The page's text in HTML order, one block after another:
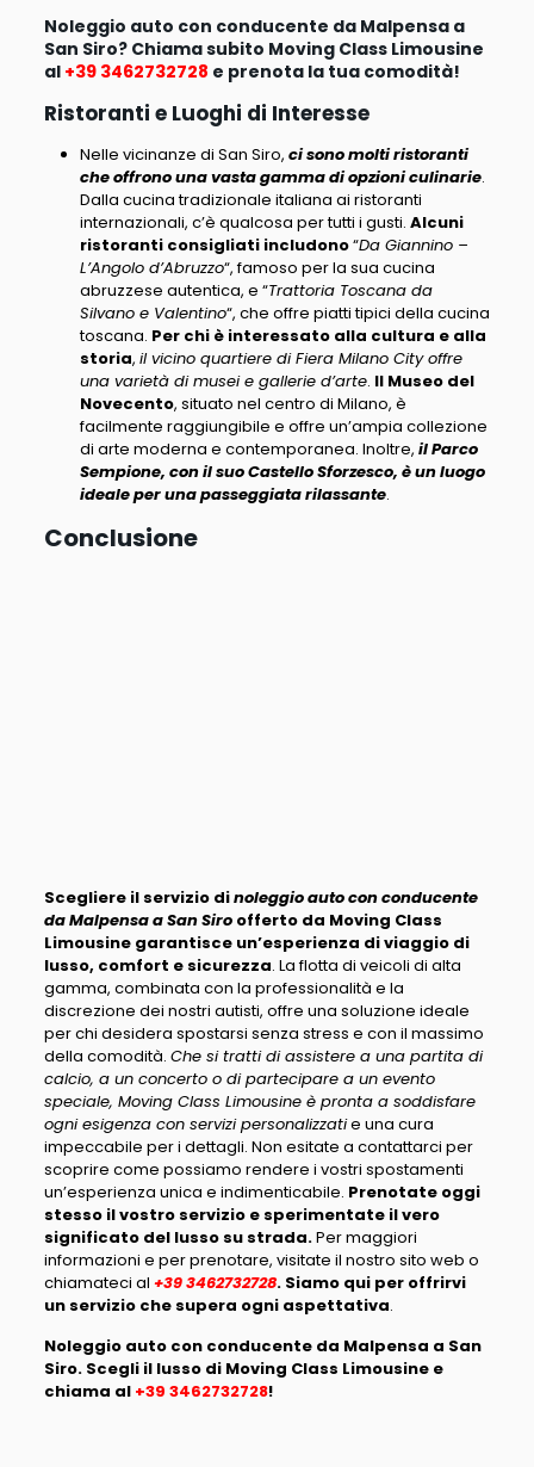
Noleggio auto con conducente da Malpensa a
San Siro? Chiama subito Moving Class Limousine
al +39 3462732728 e prenota la tua comodità!
Ristoranti e Luoghi di Interesse
Nelle vicinanze di San Siro, ci sono molti ristoranti
che offrono una vasta gamma di opzioni culinarie.
Dalla cucina tradizionale italiana ai ristoranti
internazionali, c’è qualcosa per tutti i gusti. Alcuni
ristoranti consigliati includono“Da Giannino –
L’Angolo d’Abruzzo“, famoso per la sua cucina
abruzzese autentica, e “Trattoria Toscana da
Silvano e Valentino“, che offre piatti tipici della cucina
toscana. Per chi è interessato alla cultura e alla
storia, il vicino quartiere di Fiera Milano City offre
una varietà di musei e gallerie d’arte. Il Museo del
Novecento, situato nel centro di Milano, è
facilmente raggiungibile e offre un’ampia collezione
di arte moderna e contemporanea. Inoltre, il Parco
Sempione, con il suo Castello Sforzesco, è un luogo
ideale per una passeggiata rilassante.
Conclusione
Scegliere il servizio dinoleggio auto con conducente
da Malpensa a San Siro offerto da Moving Class
Limousine garantisce un’esperienza di viaggio di
lusso, comfort e sicurezza. La flotta di veicoli di alta
gamma, combinata con la professionalità e la
discrezione dei nostri autisti, offre una soluzione ideale
per chi desidera spostarsi senza stress e con il massimo
della comodità. Che si tratti di assistere a una partita di
calcio, a un concerto o di partecipare a un evento
speciale, Moving Class Limousine è pronta a soddisfare
ogni esigenza con servizi personalizzatie una cura
impeccabile per i dettagli. Non esitate a contattarci per
scoprire come possiamo rendere i vostri spostamenti
un’esperienza unica e indimenticabile. Prenotate oggi
stesso il vostro servizio e sperimentate il vero
significato del lusso su strada.Per maggiori
informazioni e per prenotare, visitate il nostro sito web o
chiamateci al +39 3462732728. Siamo qui per offrirvi
un servizio che supera ogni aspettativa.
Noleggio auto con conducente da Malpensa a San
Siro. Scegli il lusso di Moving Class Limousine e
chiama al +39 3462732728!